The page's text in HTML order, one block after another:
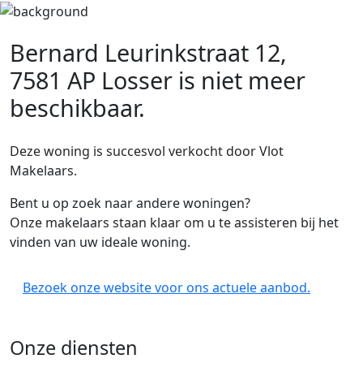
Bernard Leurinkstraat 12,
7581 AP Losser is niet meer
beschikbaar.
Deze woning is succesvol verkocht door Vlot
Makelaars.
Bent u op zoek naar andere woningen?
Onze makelaars staan klaar om u te assisteren bij het
vinden van uw ideale woning.
Bezoek onze website voor ons actuele aanbod.
Onze diensten